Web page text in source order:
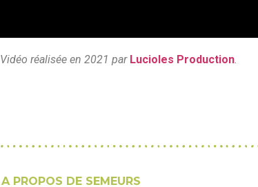
Vidéo réalisée en 2021 par Lucioles Production.
A PROPOS DE SEMEURS